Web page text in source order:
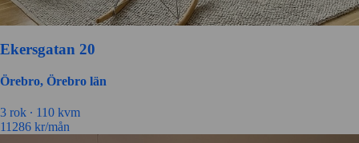
Ekersgatan 20
Örebro, Örebro län
3 rok ∙ 110 kvm
11286 kr/mån